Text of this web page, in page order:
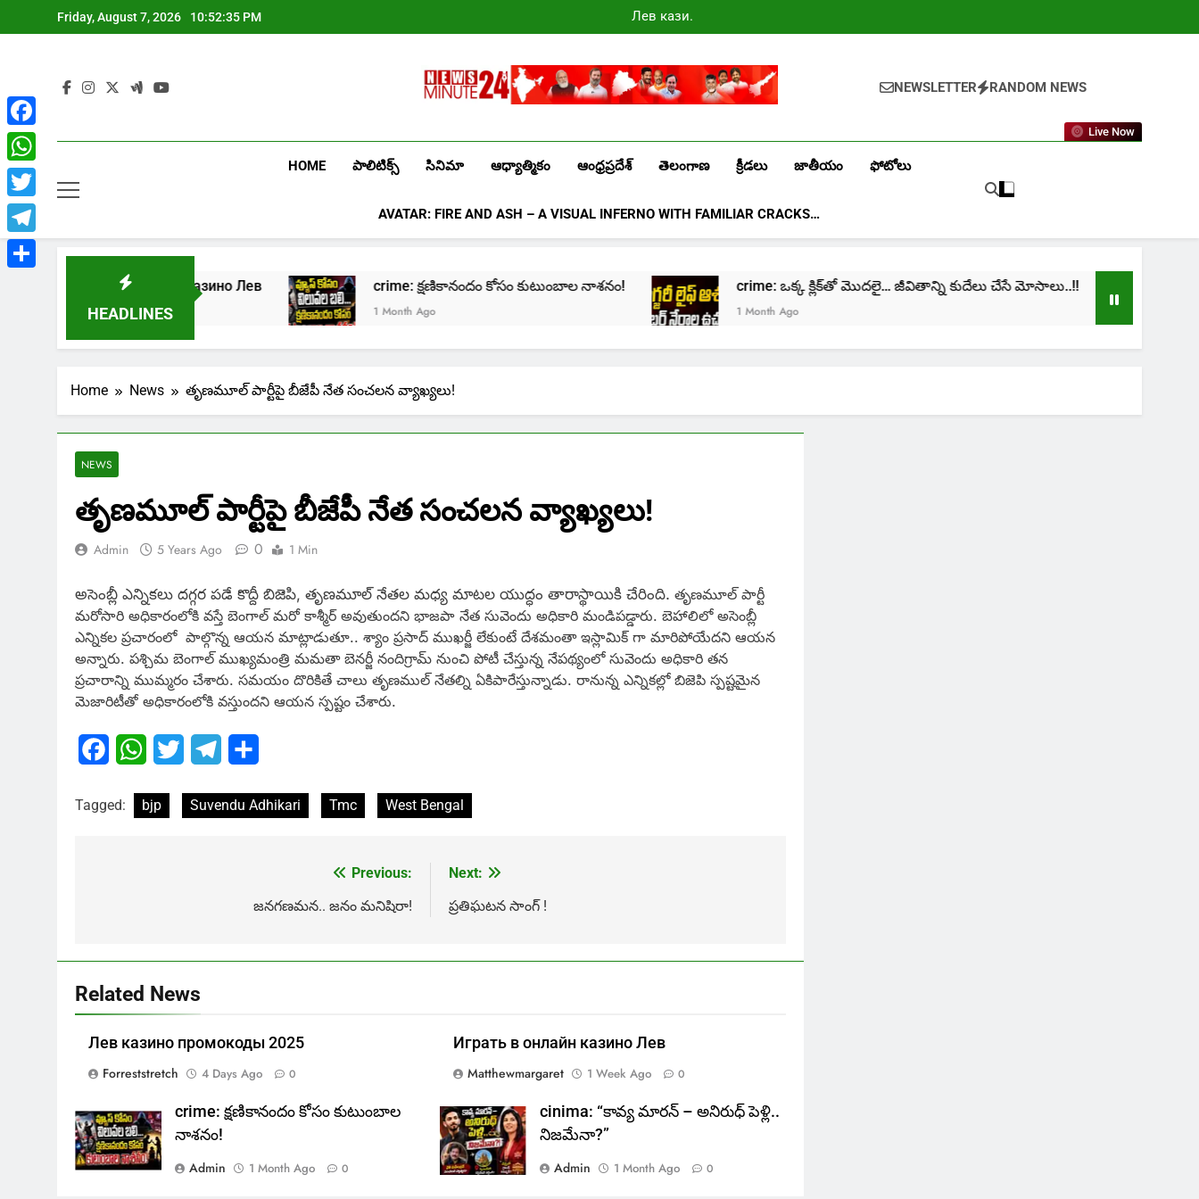
to
Friday, August 7, 2026 10:52:35 PM
Лев казино
промокоды
Newsminute24
NEWSLETTER RANDOM NEWS
Live Now
HOME పాలిటిక్స్ సినిమా ఆధ్యాత్మికం ఆంధ్రప్రదేశ్ తెలంగాణ క్రీడలు జాతీయం ఫోటోలు
AVATAR: FIRE AND ASH – A VISUAL INFERNO WITH FAMILIAR CRACKS…
HEADLINES
Играть в онлайн казино Лев
1 Week Ago
crime: క్షణికానందం కోసం కుటుంబాల నాశనం!
1 Month Ago
crime: ఒక్క క్లిక్‌తో మొదలై… జీవితాన్ని కుదేలు చేసే మోసాలు..!!
1 Month Ago
Home News తృణమూల్ పార్టీపై బీజేపీ నేత సంచలన వ్యాఖ్యలు!
NEWS
తృణమూల్ పార్టీపై బీజేపీ నేత సంచలన వ్యాఖ్యలు!
Admin 5 Years Ago 0 1 Min
అసెంబ్లీ ఎన్నికలు దగ్గర పడే కొద్దీ బిజెపి, తృణమూల్ నేతల మధ్య మాటల యుద్ధం తారాస్థాయికి చేరింది. తృణమూల్ పార్టీ
మరోసారి అధికారంలోకి వస్తే బెంగాల్ మరో కాశ్మీర్ అవుతుందని భాజపా నేత సువెందు అధికారి మండిపడ్డారు. బెహాలిలో అసెంబ్లీ
ఎన్నికల ప్రచారంలో పాల్గొన్న ఆయన మాట్లాడుతూ.. శ్యాం ప్రసాద్ ముఖర్జీ లేకుంటే దేశమంతా ఇస్లామిక్ గా మారిపోయేదని ఆయన
అన్నారు. పశ్చిమ బెంగాల్ ముఖ్యమంత్రి మమతా బెనర్జీ నందిగ్రామ్ నుంచి పోటీ చేస్తున్న నేపథ్యంలో సువెందు అధికారి తన
ప్రచారాన్ని ముమ్మరం చేశారు. సమయం దొరికితే చాలు తృణముల్ నేతల్ని ఏకిపారేస్తున్నాడు. రానున్న ఎన్నికల్లో బిజెపి స్పష్టమైన
మెజారిటీతో అధికారంలోకి వస్తుందని ఆయన స్పష్టం చేశారు.
FacebookWhatsApp
Twitter Telegram
Tagged: bjp Suvendu Adhikari Tmc West Bengal
Previous:
జనగణమన.. జనం మనిషిరా!
Next:
ప్రతిఘటన సాంగ్ !
Related News
Лев казино промокоды 2025
Forreststretch
4 Days Ago 0
Играть в онлайн казино Лев
Matthewmargaret
1 Week Ago 0
crime: క్షణికానందం కోసం కుటుంబాల
నాశనం!
Admin
1 Month Ago 0
cinima: “కావ్య మారన్ – అనిరుధ్ పెళ్లి..
నిజమేనా?”
Admin
1 Month Ago 0
Facebook
WhatsApp
Twitter
Telegram